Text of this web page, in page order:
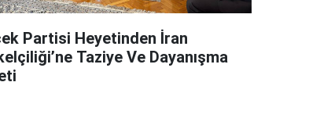
Partisi Heyetinden İran
Taziye Ve Dayanışma